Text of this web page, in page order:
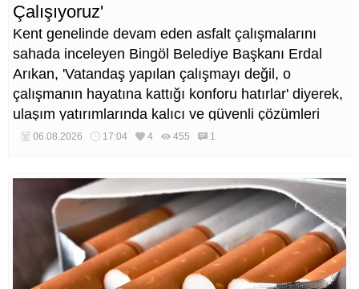
Çalışıyoruz'
Kent genelinde devam eden asfalt çalışmalarını
sahada inceleyen Bingöl Belediye Başkanı Erdal
Arıkan, 'Vatandaş yapılan çalışmayı değil, o
çalışmanın hayatına kattığı konforu hatırlar' diyerek,
ulaşım yatırımlarında kalıcı ve güvenli çözümleri
öncelediklerini söyledi. Arıkan, bu sezon yaklaşık 40
06.08.2026 17:04 4 455 1